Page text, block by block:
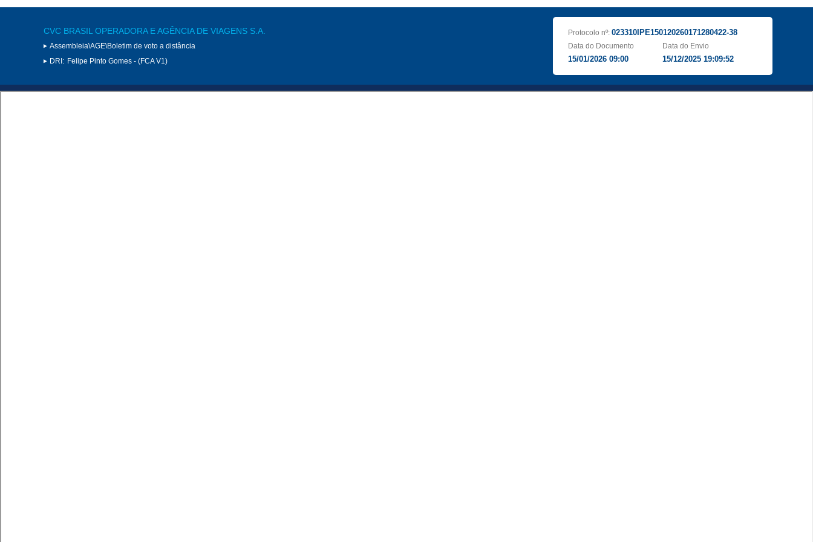
CVC BRASIL OPERADORA E AGÊNCIA DE VIAGENS S.A.
Assembleia\AGE\Boletim de voto a distância
DRI: Felipe Pinto Gomes - (FCA V1)
Protocolo nº: 023310IPE150120260171280422-38
Data do Documento
15/01/2026 09:00
Data do Envio
15/12/2025 19:09:52